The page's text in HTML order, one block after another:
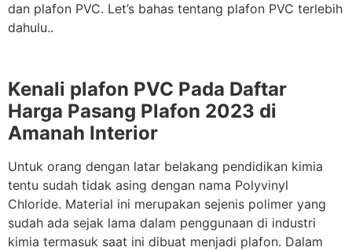
dan plafon PVC. Let’s bahas tentang plafon PVC terlebih
dahulu..
Kenali plafon PVC Pada Daftar
Harga Pasang Plafon 2023 di
Amanah Interior
Untuk orang dengan latar belakang pendidikan kimia
tentu sudah tidak asing dengan nama Polyvinyl
Chloride. Material ini merupakan sejenis polimer yang
sudah ada sejak lama dalam penggunaan di industri
kimia termasuk saat ini dibuat menjadi plafon. Dalam